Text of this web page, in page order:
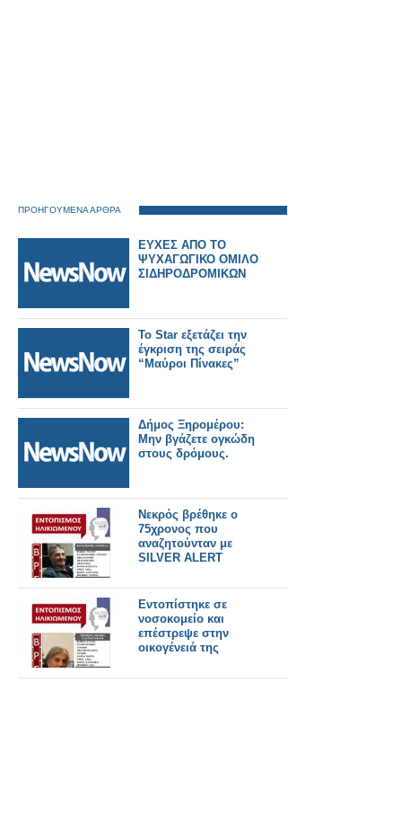
ΠΡΟΗΓΟΥΜΕΝΑ ΑΡΘΡΑ
ΕΥΧΕΣ ΑΠΟ ΤΟ
ΨΥΧΑΓΩΓΙΚΟ ΟΜΙΛΟ
ΣΙΔΗΡΟΔΡΟΜΙΚΩΝ
Το Star εξετάζει την
έγκριση της σειράς
“Μαύροι Πίνακες”
Δήμος Ξηρομέρου:
Μην βγάζετε ογκώδη
στους δρόμους.
Νεκρός βρέθηκε ο
75χρονος που
αναζητούνταν με
SILVER ALERT
Εντοπίστηκε σε
νοσοκομείο και
επέστρεψε στην
οικογένειά της